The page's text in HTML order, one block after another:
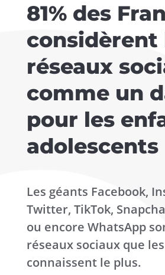
81% des
considèrent
réseaux
comme un
pour les
adolescents
Les géants Facebook,
Twitter, TikTok,
ou encore WhatsApp
réseaux sociaux que
connaissent le plus.